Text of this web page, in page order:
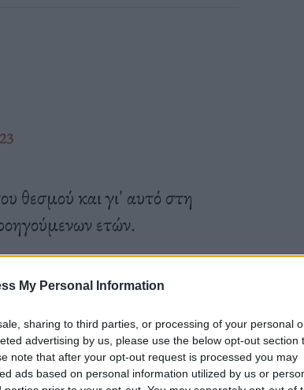
My Personal Information
sharing to third parties, or processing of your personal
advertising by us, please use the below opt-out section
note that after your opt-out request is processed you may
ads based on personal information utilized by us or
θεσμού και γι' αυτό στη
ετών.